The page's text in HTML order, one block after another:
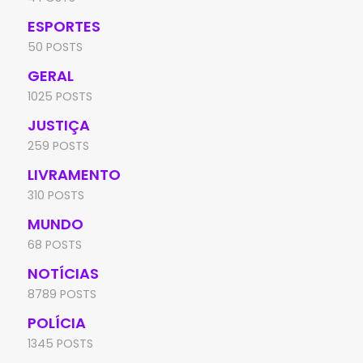
ESPORTES
50 POSTS
GERAL
1025 POSTS
JUSTIÇA
259 POSTS
LIVRAMENTO
310 POSTS
MUNDO
68 POSTS
NOTÍCIAS
8789 POSTS
POLÍCIA
1345 POSTS